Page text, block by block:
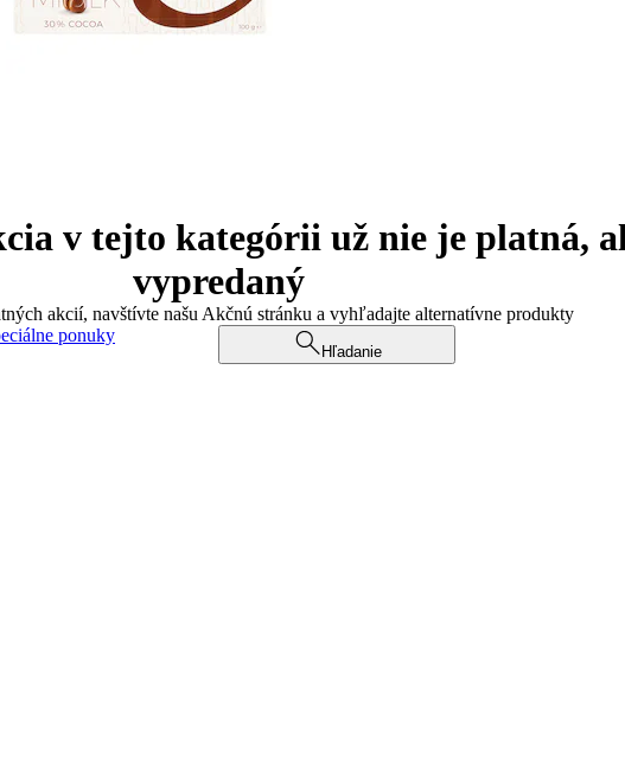
v tejto kategórii už nie je platná,
vypredaný
akcií, navštívte našu Akčnú stránku a vyhľadajte alternatívne produkty
ponuky
Hľadanie